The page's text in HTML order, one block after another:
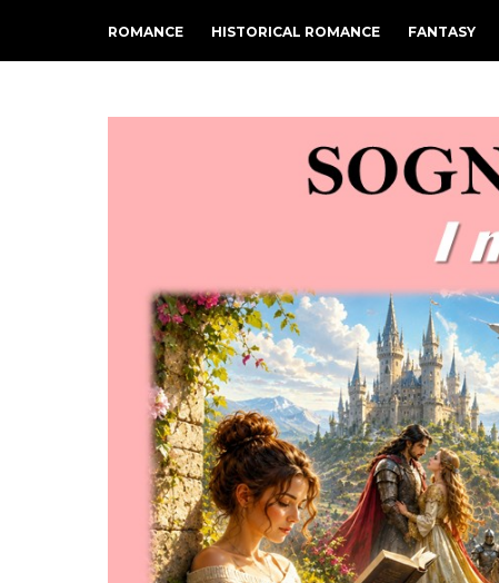
ROMANCE HISTORICAL ROMANCE FANTASY